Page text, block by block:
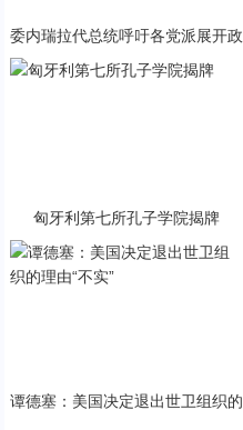
委内瑞拉代总统呼吁各党派展开政
匈牙利第七所孔子学院揭牌
谭德塞：美国决定退出世卫组织的